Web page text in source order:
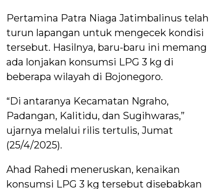
Pertamina Patra Niaga Jatimbalinus telah
turun lapangan untuk mengecek kondisi
tersebut. Hasilnya, baru-baru ini memang
ada lonjakan konsumsi LPG 3 kg di
beberapa wilayah di Bojonegoro.
“Di antaranya Kecamatan Ngraho,
Padangan, Kalitidu, dan Sugihwaras,”
ujarnya melalui rilis tertulis, Jumat
(25/4/2025).
Ahad Rahedi meneruskan, kenaikan
konsumsi LPG 3 kg tersebut disebabkan